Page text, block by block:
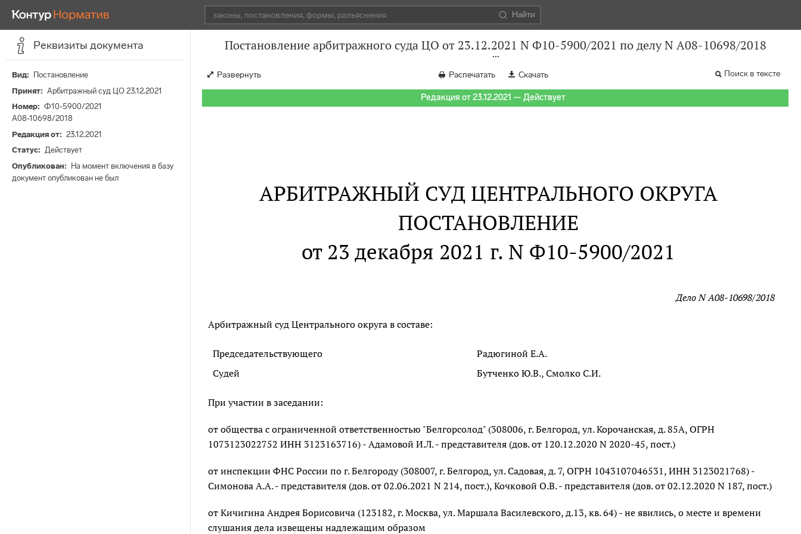
Найти
Реквизиты документа
Вид
Постановление
Принят
Арбитражный суд ЦО 23.12.2021
Номер
Ф10-5900/2021
А08-10698/2018
Редакция от
23.12.2021
Статус
Действует
Опубликован
На момент включения в базу
документ опубликован не был
Постановление арбитражного суда ЦО от 23.12.2021 N Ф10-5900/2021 по делу N А08-10698/2018
Развернуть Распечатать Скачать Поиск в тексте
Редакция от 23.12.2021 — Действует
АРБИТРАЖНЫЙ СУД ЦЕНТРАЛЬНОГО ОКРУГА
ПОСТАНОВЛЕНИЕ
от 23 декабря 2021 г. N Ф10-5900/2021
Дело N А08-10698/2018
Арбитражный суд Центрального округа в составе:
Председательствующего
Радюгиной Е.А.
Судей
Бутченко Ю.В., Смолко С.И.
При участии в заседании:
от общества с ограниченной ответственностью "Белгорсолод" (308006, г. Белгород, ул. Корочанская, д. 85А, ОГРН
1073123022752 ИНН 3123163716) - Адамовой И.Л. - представителя (дов. от 120.12.2020 N 2020-45, пост.)
от инспекции ФНС России по г. Белгороду (308007, г. Белгород, ул. Садовая, д. 7, ОГРН 1043107046531, ИНН 3123021768) -
Симонова А.А. - представителя (дов. от 02.06.2021 N 214, пост.), Кочковой О.В. - представителя (дов. от 02.12.2020 N 187, пост.)
от Кичигина Андрея Борисовича (123182, г. Москва, ул. Маршала Василевского, д.13, кв. 64) - не явились, о месте и времени
слушания дела извещены надлежащим образом